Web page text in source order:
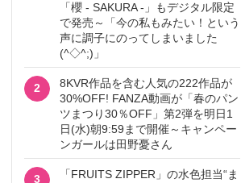
「櫻 - SAKURA -」もデジタル限定
で発売～「今の私もみたい！という
声に調子にのってしまいました
(^◇^;)」
2
8KVR作品を含む人気の222作品が
30%OFF! FANZA動画が「春のパン
ツまつり30％OFF」第2弾を明日1
日(水)朝9:59まで開催～キャンペー
ンガールは田野憂さん
3
「FRUITS ZIPPER」の水色担当“ま